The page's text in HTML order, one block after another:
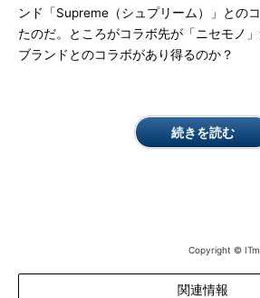
ンド「Supreme（シュプリーム）」との
たのだ。ところがコラボ先が「ニセモノ
ブランドとのコラボがあり得るのか？
続きを読む
Copyright ©
関連情報